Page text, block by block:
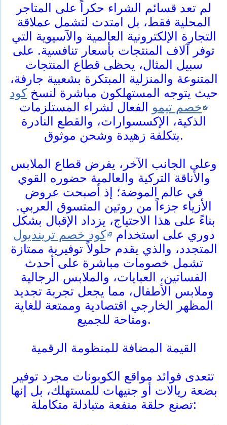
لم تعد قسائم الشراء حكراً على المتاجر
المحلية فقط، بل امتدت لتشمل عملاقة
التجارة الإلكترونية العالمية والآسيوية التي
توفر آلاف المنتجات بأسعار تنافسية. على
سبيل المثال، يحظى قطاع المنتجات
المتنوعة والمنزلية المبتكرة بشعبية جارفة،
حيث يتوجه المستهلكون مباشرة لنسخكود
خصم تيمو الفعال لشراء المستلزمات
الذكية، الإكسسوارات، والقطع النادرة
بتكلفة زهيدة وشحن موثوق.
وعلى الجانب الآخر، يفرض قطاع الملابس
والأناقة التركية والعالمية حضوره القوي
في عالم الموضة؛ إذ أصبحت عروض
الأزياء جزءاً من روتين المتسوق العربي.
بناءً على هذا الاحتياج، يزداد الإقبال بشكل
دوري على استخدام
كود خصم ترينديول
المتجدد، والذي يقدم حلولاً توفيرية ممتازة
تشمل خصومات مباشرة على أحدث
الفساتين، العبايات، والملابس الرجالية
وملابس الأطفال، مما يجعل تجربة تجديد
المظهر الخارجي اقتصادية وممتعة للغاية
ومتاحة للجميع.
القيمة المضافة للمنظومة الرقمية
تتعدى فوائد مواقع الكوبونات مجرد توفير
بضعة ريالات أو جنيهات للمستهلك، بل إنها
تصنع حلقة منفعة متبادلة متكاملة: